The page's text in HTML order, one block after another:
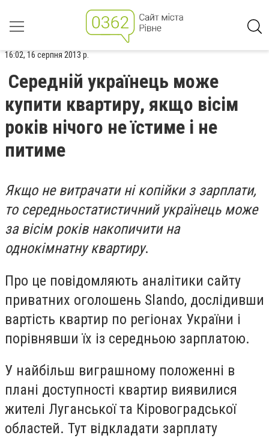
16:02, 16 серпня 2013 р.
Середній українець може
купити квартиру, якщо вісім
років нічого не їстиме і не
питиме
Якщо не витрачати ні копійки з зарплати,
то середньостатистичний українець може
за вісім років накопичити на
однокімнатну квартиру.
Про це повідомляють аналітики сайту
приватних оголошень Slando, дослідивши
вартість квартир по регіонах України і
порівнявши їх із середньою зарплатою.
У найбільш виграшному положенні в
плані доступності квартир виявилися
жителі Луганської та Кіровоградської
областей. Тут відкладати зарплату